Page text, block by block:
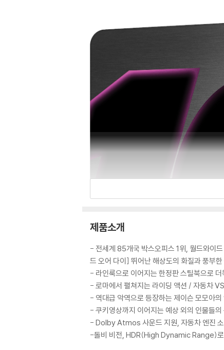
제품소개
- 전세계 85개국 박스오피스 1위, 월드와이
드 오어 다이] 뛰어난 해상도의 화질과 풍부
- 라인룩으로 이어지는 한정판 스틸북으로
- 로마에서 펼쳐지는 라이딩 액션 / 자동차
- 역대급 악역으로 등장하는 제이슨 모모아의
- 쿠키영상까지 이어지는 예상 외의 인물들
- Dolby Atmos 사운드 지원, 자동차 엔진 소
-돌비 비전, HDR(High Dynamic Range)로